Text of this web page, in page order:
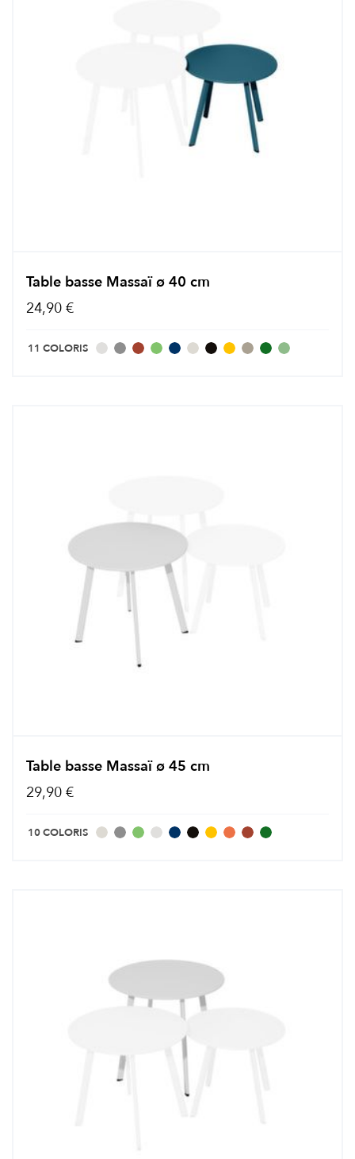
Table basse Massaï ø 40 cm
24,90 €
11 COLORIS
Table basse Massaï ø 45 cm
29,90 €
10 COLORIS